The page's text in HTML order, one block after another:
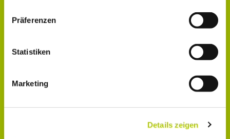
Präferenzen
Statistiken
Marketing
Details zeigen
bestimmung
Captcha ⇗